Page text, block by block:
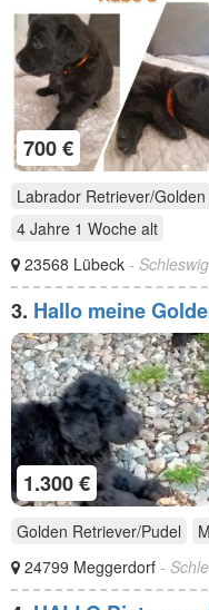
700 €
Labrador Retriever/
4 Jahre 1 Woche alt
23568 Lübeck -
3. Hallo meine
18.03.2022 11
1.300 €
Golden Retriever/Pudel
24799 Meggerdorf -